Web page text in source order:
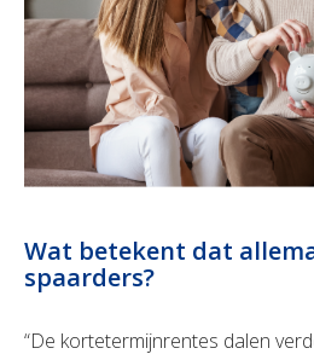
Wat betekent dat
spaarders?
“De kortetermijnrentes dalen